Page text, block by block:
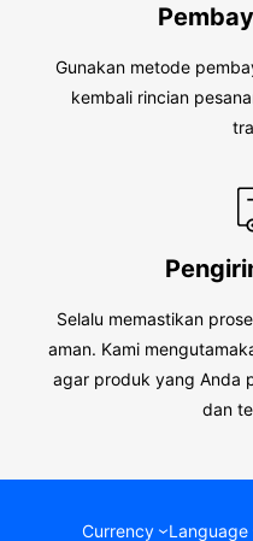
Gunakan metode
kembali rincian
Selalu memastikan
aman. Kami
agar produk yang Anda
dan
Currency Language